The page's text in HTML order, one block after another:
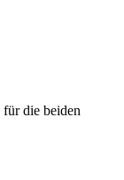
die beiden